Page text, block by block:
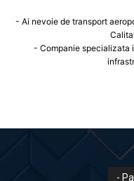
- Ai nevoie de transport
- Companie specializata
-